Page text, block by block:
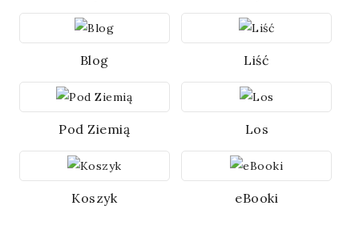
Blog Liść
Pod Ziemią Los
Koszyk eBooki